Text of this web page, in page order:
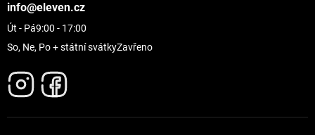
info@eleven.cz
Út - Pá9:00 - 17:00
So, Ne, Po + státní svátkyZavřeno